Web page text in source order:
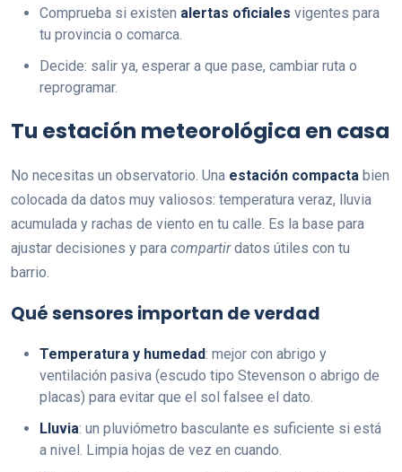
Comprueba si existen alertas oficiales vigentes para
tu provincia o comarca.
Decide: salir ya, esperar a que pase, cambiar ruta o
reprogramar.
Tu estación meteorológica en casa
No necesitas un observatorio. Una estación compacta bien
colocada da datos muy valiosos: temperatura veraz, lluvia
acumulada y rachas de viento en tu calle. Es la base para
ajustar decisiones y para compartirdatos útiles con tu
barrio.
Qué sensores importan de verdad
Temperatura y humedad: mejor con abrigo y
ventilación pasiva (escudo tipo Stevenson o abrigo de
placas) para evitar que el sol falsee el dato.
Lluvia: un pluviómetro basculante es suficiente si está
a nivel. Limpia hojas de vez en cuando.